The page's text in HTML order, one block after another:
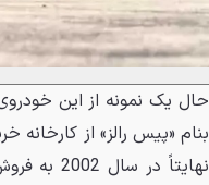
حال یک نمونه از این
بنام «پیس رالز» از
نهایتاً